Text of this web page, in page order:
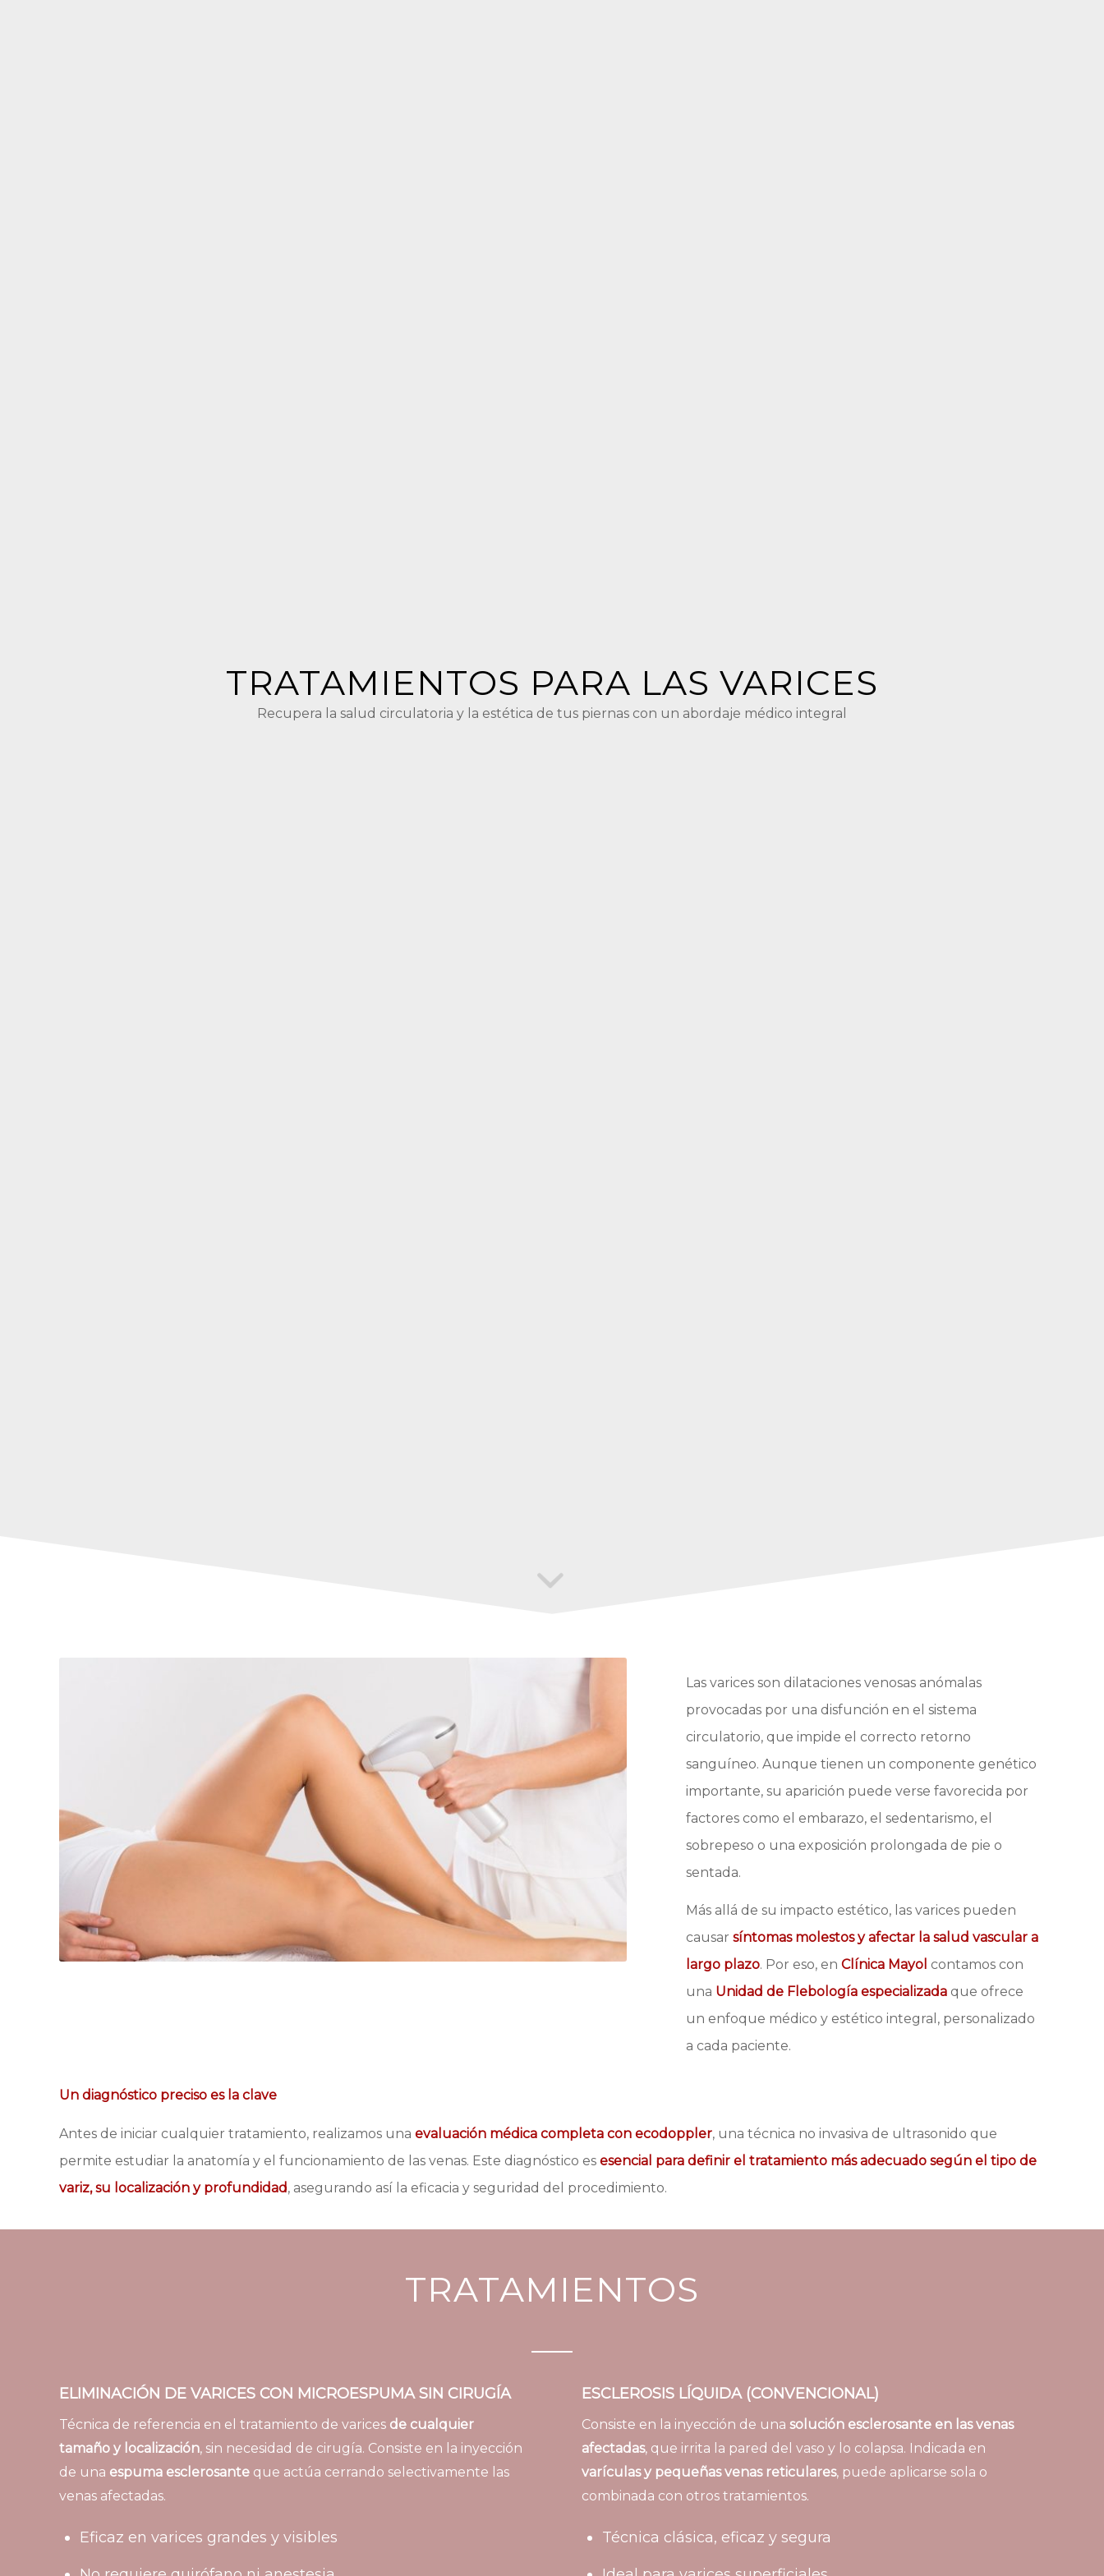
TRATAMIENTOS PARA LAS VARICES
Recupera la salud circulatoria y la estética de tus piernas con un abordaje médico integral
Las varices son dilataciones venosas anómalas
provocadas por una disfunción en el sistema
circulatorio, que impide el correcto retorno
sanguíneo. Aunque tienen un componente genético
importante, su aparición puede verse favorecida por
factores como el embarazo, el sedentarismo, el
sobrepeso o una exposición prolongada de pie o
sentada.
Más allá de su impacto estético, las varices pueden
causarsíntomas molestos y afectar la salud vascular a
largo plazo. Por eso, enClínica Mayol contamos con
una Unidad de Flebología especializada que ofrece
un enfoque médico y estético integral, personalizado
a cada paciente.
Un diagnóstico preciso es la clave
Antes de iniciar cualquier tratamiento, realizamos una evaluación médica completa con ecodoppler, una técnica no invasiva de ultrasonido que
permite estudiar la anatomía y el funcionamiento de las venas. Este diagnóstico es esencial para definir el tratamiento más adecuado según el tipo de
variz, su localización y profundidad, asegurando así la eficacia y seguridad del procedimiento.
TRATAMIENTOS
ELIMINACIÓN DE VARICES CON MICROESPUMA SIN CIRUGÍA
Técnica de referencia en el tratamiento de varices de cualquier
tamaño y localización, sin necesidad de cirugía. Consiste en la inyección
de una espuma esclerosante que actúa cerrando selectivamente las
venas afectadas.
Eficaz en varices grandes y visibles
ESCLEROSIS LÍQUIDA (CONVENCIONAL)
Consiste en la inyección de una solución esclerosante en las venas
afectadas, que irrita la pared del vaso y lo colapsa. Indicada en
varículas y pequeñas venas reticulares, puede aplicarse sola o
combinada con otros tratamientos.
Técnica clásica, eficaz y segura